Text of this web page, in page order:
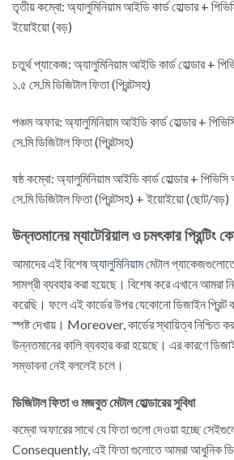
তৃতীয় কম্বো: অ্যালুমিনিয়াম আইডি কার্ড হোল্ডার +
ইয়োইয়ো (বড়)
চতুর্থ প্যাকেজ: অ্যালুমিনিয়াম আইডি কার্ড হোল্ডার +
১.৫ সে.মি ডিজিটাল ফিতা (প্রিন্টসহ)
পঞ্চম অফার: অ্যালুমিনিয়াম আইডি কার্ড হোল্ডার +
সে.মি ডিজিটাল ফিতা (প্রিন্টসহ)
ষষ্ঠ কম্বো: অ্যালুমিনিয়াম আইডি কার্ড হোল্ডার +
সে.মি ডিজিটাল ফিতা (প্রিন্টসহ) + ইয়োইয়ো (ছোট/বড়)
উন্নতমানের ম্যাটেরিয়াল ও চমৎকার প্রিন্টিং
আমাদের এই বিশেষঅ্যালুমিনিয়ামমেটাল
সামগ্রী ব্যবহার করা হয়েছে। বিশেষ করে এখানে আমরা
করেছি। ফলে এই কার্ডের উপর যেকোনো ডিজাইন প্রিন্ট
স্পষ্ট দেখায়। Moreover, কার্ডের স্থায়িত্ব নিশ্চিত
উন্নতমানের কালি ব্যবহার করা হয়েছে। এর কারণে
সম্ভাবনা নেই বললেই চলে।
ডিজিটাল ফিতা ও মজবুত মেটাল হোল্ডারের সুবিধা
কম্বো অফারের সাথে যে ফিতা গুলো দেওয়া হচ্ছে
Consequently, এই ফিতা গুলোতে আমরা আধুনিক